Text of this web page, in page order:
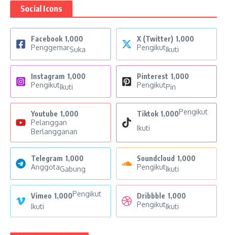
Social Icons
Facebook 1,000
PenggemarSuka
X (Twitter) 1,000
PengikutIkuti
Instagram 1,000
PengikutIkuti
Pinterest 1,000
PengikutPin
Youtube 1,000
Pelanggan
Berlangganan
Tiktok 1,000Pengikut
Ikuti
Telegram 1,000
AnggotaGabung
Soundcloud 1,000
PengikutIkuti
Vimeo 1,000Pengikut
Ikuti
Dribbble 1,000
PengikutIkuti